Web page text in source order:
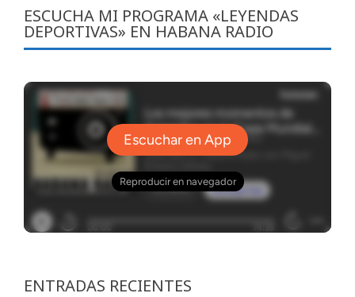
ESCUCHA MI PROGRAMA «LEYENDAS
DEPORTIVAS» EN HABANA RADIO
ENTRADAS RECIENTES